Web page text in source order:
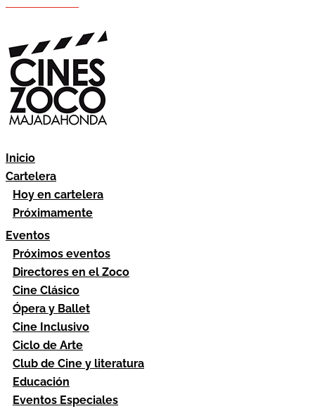
Inicio
Cartelera
Hoy en cartelera
Próximamente
Eventos
Próximos eventos
Directores en el Zoco
Cine Clásico
Ópera y Ballet
Cine Inclusivo
Ciclo de Arte
Club de Cine y literatura
Educación
Eventos Especiales